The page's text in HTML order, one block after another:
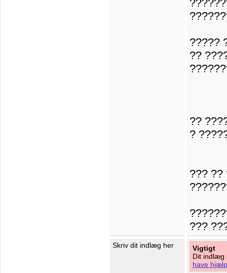
?????
??
??
?
??? ??
???
Skriv dit indlæg her
Vigtigt
Dit indlæg
have